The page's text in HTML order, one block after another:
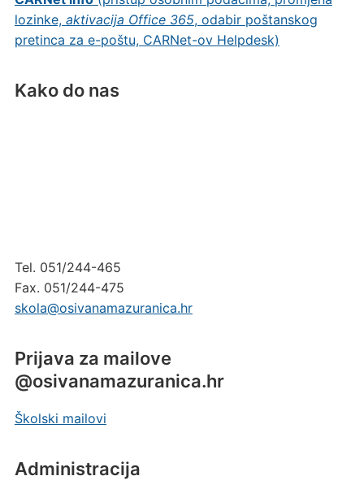
lozinke, aktivacija Office 365, odabir poštanskog
pretinca za e-poštu, CARNet-ov Helpdesk)
Kako do nas
Tel. 051/244-465
Fax. 051/244-475
skola@osivanamazuranica.hr
Prijava za mailove
@osivanamazuranica.hr
Školski mailovi
Administracija